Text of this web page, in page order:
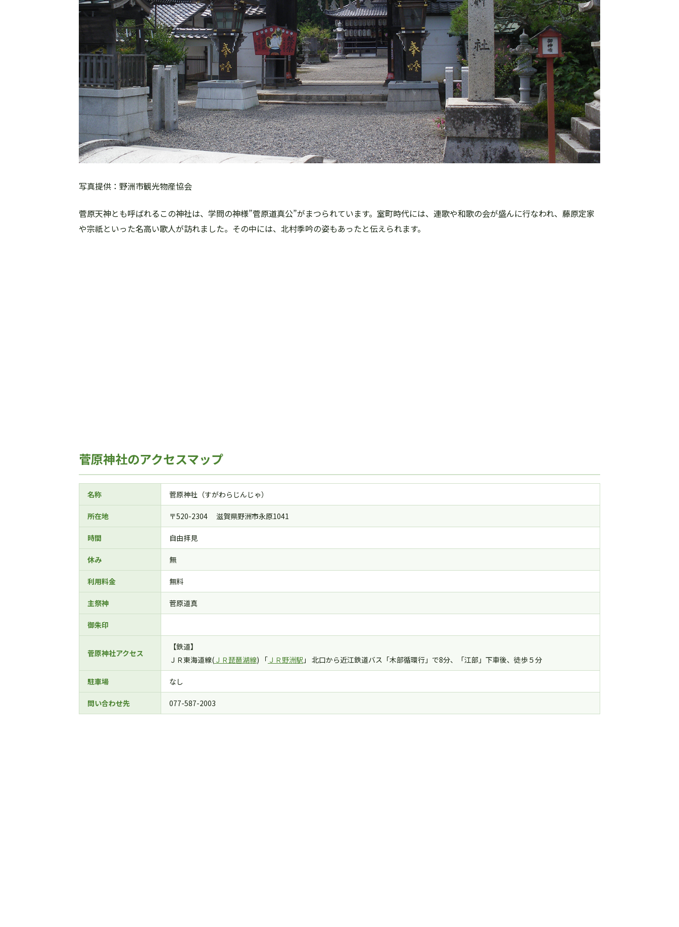
写真提供：野洲市観光物産協会
菅原天神とも呼ばれるこの神社は、学問の神様”菅原道真公”がまつられています。室町時代には、連歌や和歌の会が盛んに行なわれ、藤原定家
や宗祇といった名高い歌人が訪れました。その中には、北村季吟の姿もあったと伝えられます。
菅原神社のアクセスマップ
名称 菅原神社（すがわらじんじゃ）
所在地 〒520-2304 滋賀県野洲市永原1041
時間 自由拝見
休み 無
利用料金 無料
主祭神 菅原道真
御朱印
菅原神社アクセス
【鉄道】
ＪＲ東海道線( ＪＲ琵琶湖線) 「 ＪＲ野洲駅 」 北口から近江鉄道バス「木部循環行」で8分、「江部」下車後、徒歩５分
駐車場 なし
問い合わせ先 077-587-2003